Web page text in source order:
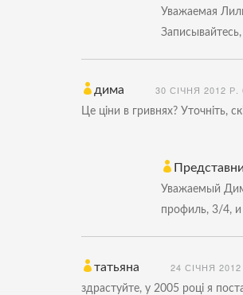
Уважаемая
дима 30 СІЧНЯ 2012 Р.
Це ціни в гривнях? Уточніть,
Уважаемый
профиль, 3/4,
татьяна 24 СІЧНЯ
здрастуйте, у 2005 році я